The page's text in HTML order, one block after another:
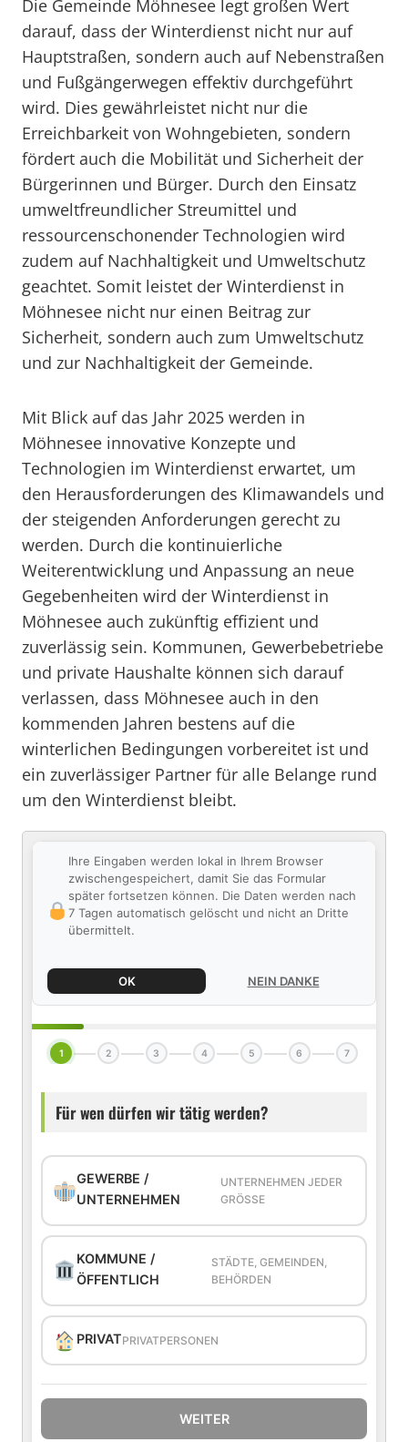
Die Gemeinde Möhnesee legt großen Wert
darauf, dass der Winterdienst nicht nur auf
Hauptstraßen, sondern auch auf Nebenstraßen
und Fußgängerwegen effektiv durchgeführt
wird. Dies gewährleistet nicht nur die
Erreichbarkeit von Wohngebieten, sondern
fördert auch die Mobilität und Sicherheit der
Bürgerinnen und Bürger. Durch den Einsatz
umweltfreundlicher Streumittel und
ressourcenschonender Technologien wird
zudem auf Nachhaltigkeit und Umweltschutz
geachtet. Somit leistet der Winterdienst in
Möhnesee nicht nur einen Beitrag zur
Sicherheit, sondern auch zum Umweltschutz
und zur Nachhaltigkeit der Gemeinde.
Mit Blick auf das Jahr 2025 werden in
Möhnesee innovative Konzepte und
Technologien im Winterdienst erwartet, um
den Herausforderungen des Klimawandels und
der steigenden Anforderungen gerecht zu
werden. Durch die kontinuierliche
Weiterentwicklung und Anpassung an neue
Gegebenheiten wird der Winterdienst in
Möhnesee auch zukünftig effizient und
zuverlässig sein. Kommunen, Gewerbebetriebe
und private Haushalte können sich darauf
verlassen, dass Möhnesee auch in den
kommenden Jahren bestens auf die
winterlichen Bedingungen vorbereitet ist und
ein zuverlässiger Partner für alle Belange rund
um den Winterdienst bleibt.
Ihre Eingaben werden lokal in Ihrem Browser
zwischengespeichert, damit Sie das Formular
später fortsetzen können. Die Daten werden nach
7 Tagen automatisch gelöscht und nicht an Dritte
übermittelt.
OK NEIN DANKE
1 2 3 4 5 6 7
Für wen dürfen wir tätig werden?
GEWERBE /
UNTERNEHMEN
UNTERNEHMEN JEDER
GRÖSSE
KOMMUNE /
ÖFFENTLICH
STÄDTE, GEMEINDEN,
BEHÖRDEN
PRIVATPRIVATPERSONEN
WEITER